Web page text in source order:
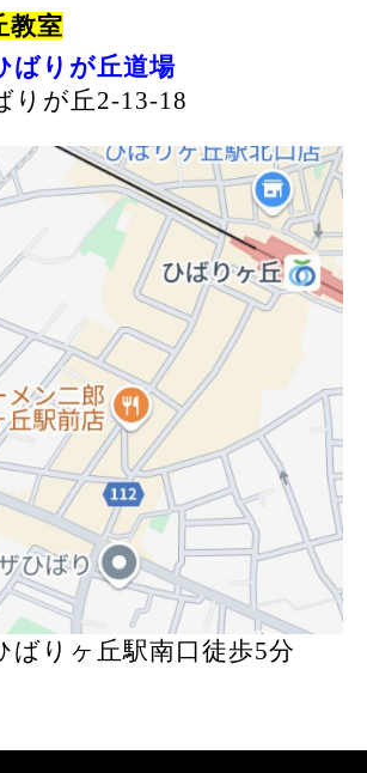
教室
ばりが丘道場
りが丘2-13-18
ばりヶ丘駅南口徒歩5分